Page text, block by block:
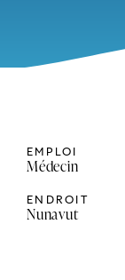
EMPLOI
Médecin
ENDROIT
Nunavut